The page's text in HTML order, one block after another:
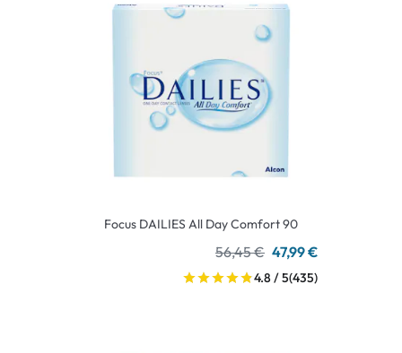
Focus DAILIES All Day Comfort 90
56,45 € 47,99 €
4.8 / 5(435)